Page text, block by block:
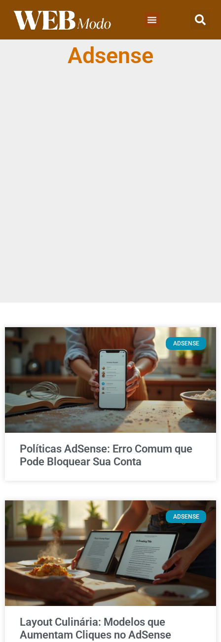
Adsense
ADSENSE
Políticas AdSense: Erro Comum que
Pode Bloquear Sua Conta
ADSENSE
Layout Culinária: Modelos que
Aumentam Cliques no AdSense